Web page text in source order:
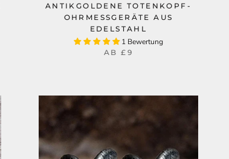
ANTIKGOLDENE TOTENKOPF-
OHRMESSGERÄTE AUS
EDELSTAHL
1 Bewertung
AB£9